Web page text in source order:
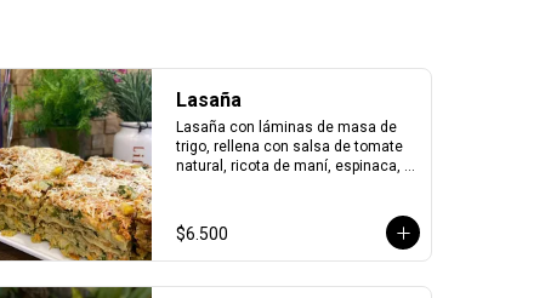
Lasaña
Lasaña con láminas de masa de
trigo, rellena con salsa de tomate
natural, ricota de maní, espinaca,
$6.500